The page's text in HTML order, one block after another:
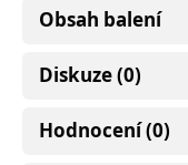
Obsah balení
Diskuze (0)
Hodnocení (0)